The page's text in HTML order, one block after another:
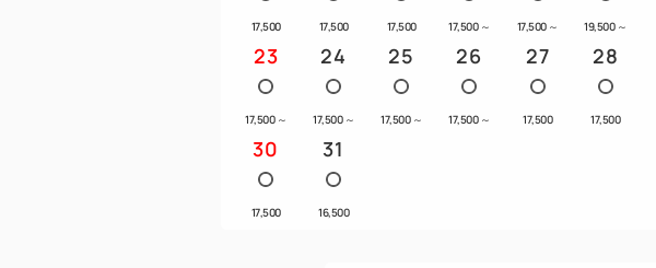
17,500 17,500 17,500 17,500 ～ 17,500 ～ 19,500 ～
23
17,500 ～
24
17,500 ～
25
17,500 ～
26
17,500 ～
27
17,500
28
17,500
30
17,500
31
16,500